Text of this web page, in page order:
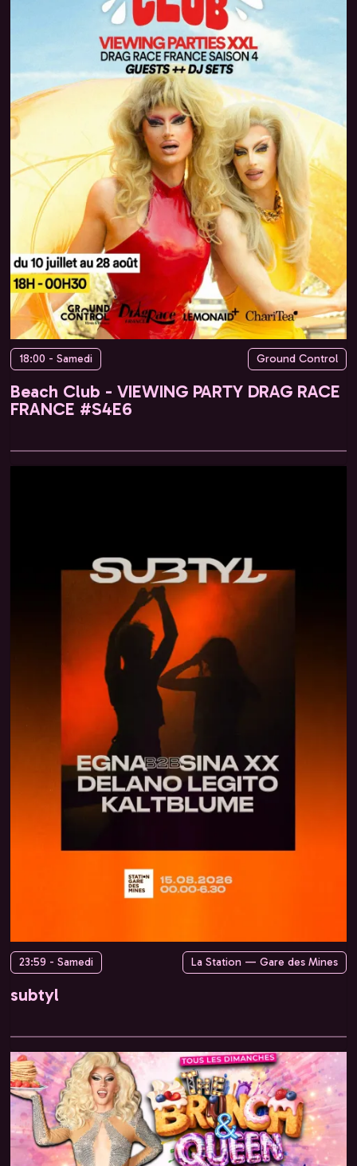
18:00 - Samedi Ground Control
Beach Club - VIEWING PARTY DRAG RACE
FRANCE #S4E6
23:59 - Samedi La Station — Gare des Mines
subtyl